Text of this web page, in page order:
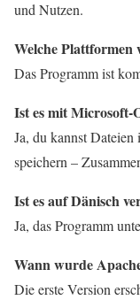
und Nutzen.
Welche Plattformen
Das Programm ist
Ist es mit Microsoft-
Ja, du kannst
speichern –
Ist es auf Dänisch
Ja, das Programm
Wann wurde
Die erste Version